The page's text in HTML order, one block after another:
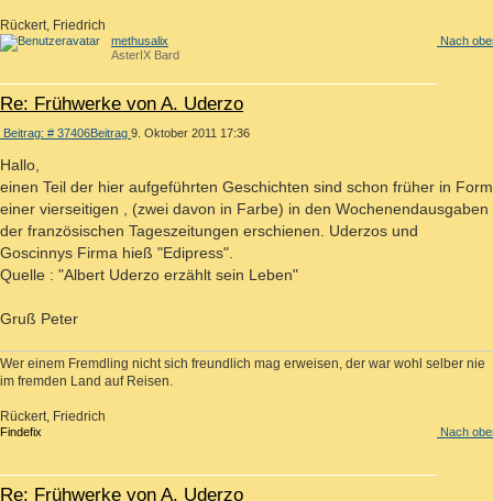
Rückert, Friedrich
Nach
methusalix
AsterIX Bard
Re: Frühwerke von A. Uderzo
Beitrag: # 37406Beitrag 9. Oktober 2011 17:36
Hallo,
einen Teil der hier aufgeführten Geschichten sind schon früher in Form
einer vierseitigen , (zwei davon in Farbe) in den Wochenendausgaben
der französischen Tageszeitungen erschienen. Uderzos und
Goscinnys Firma hieß "Edipress".
Quelle : "Albert Uderzo erzählt sein Leben"
Gruß Peter
Wer einem Fremdling nicht sich freundlich mag erweisen, der war wohl selber nie
im fremden Land auf Reisen.
Rückert, Friedrich
Nach
Findefix
Re: Frühwerke von A. Uderzo